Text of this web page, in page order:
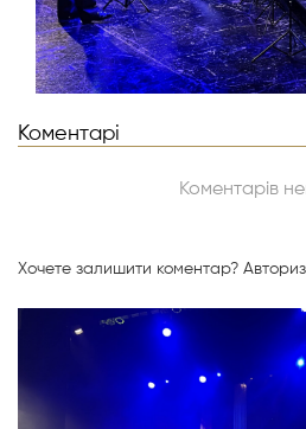
Коментарі
Коментарів
Хочете залишити коментар?